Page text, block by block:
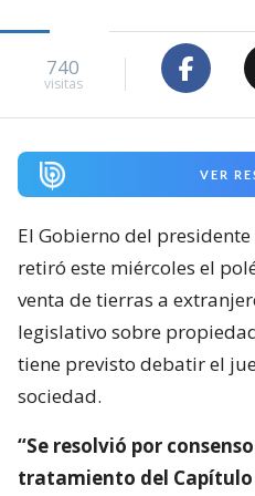
740
visitas
VER
El Gobierno del
retiró este miércoles el
venta de tierras a
legislativo sobre
tiene previsto debatir el
sociedad.
“Se resolvió por
tratamiento del